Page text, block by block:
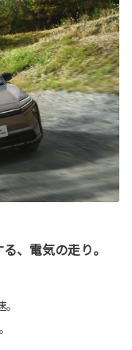
、電気の走り。